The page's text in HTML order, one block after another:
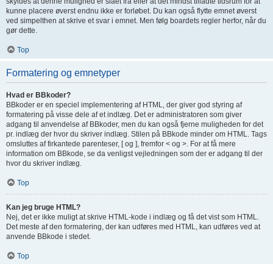
kunne placere øverst endnu ikke er forløbet. Du kan også flytte emnet øverst
ved simpelthen at skrive et svar i emnet. Men følg boardets regler herfor, når du
gør dette.
Top
Formatering og emnetyper
Hvad er BBkoder?
BBkoder er en speciel implementering af HTML, der giver god styring af
formatering på visse dele af et indlæg. Det er administratoren som giver
adgang til anvendelse af BBkoder, men du kan også fjerne muligheden for det
pr. indlæg der hvor du skriver indlæg. Stilen på BBkode minder om HTML. Tags
omsluttes af firkantede parenteser, [ og ], fremfor < og >. For at få mere
information om BBkode, se da venligst vejledningen som der er adgang til der
hvor du skriver indlæg.
Top
Kan jeg bruge HTML?
Nej, det er ikke muligt at skrive HTML-kode i indlæg og få det vist som HTML.
Det meste af den formatering, der kan udføres med HTML, kan udføres ved at
anvende BBkode i stedet.
Top